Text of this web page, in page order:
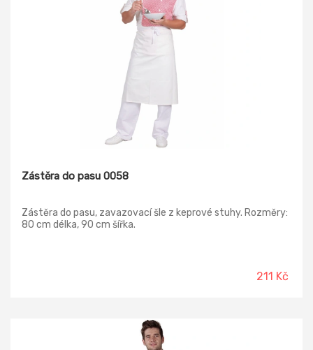
Zástěra do pasu 0058
Zástěra do pasu, zavazovací šle z keprové stuhy. Rozměry:
80 cm délka, 90 cm šířka.
211 Kč